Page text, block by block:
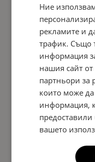
Ние
рекламите и
трафик. Също
информация
нашия сайт
партньори за
които може
информация,
вашето